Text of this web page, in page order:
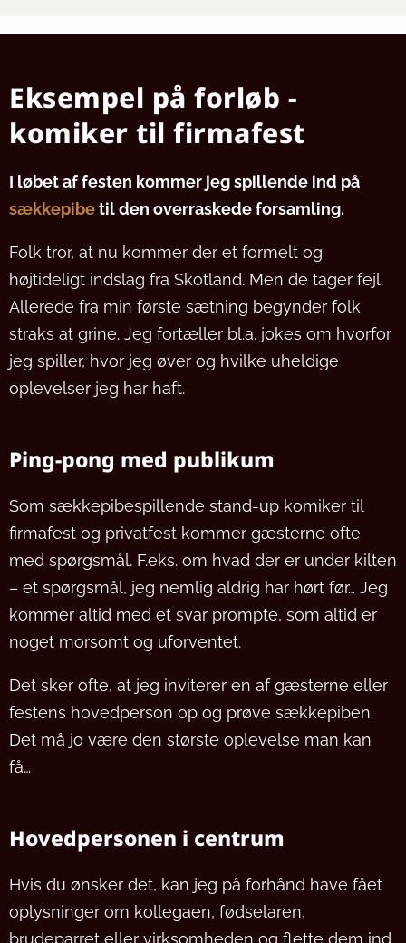
Eksempel på forløb -
komiker til firmafest
I løbet af festen kommer jeg spillende ind på
sækkepibetil den overraskede forsamling.
Folk tror, at nu kommer der et formelt og
højtideligt indslag fra Skotland. Men de tager fejl.
Allerede fra min første sætning begynder folk
straks at grine. Jeg fortæller bl.a. jokes om hvorfor
jeg spiller, hvor jeg øver og hvilke uheldige
oplevelser jeg har haft.
Ping-pong med publikum
Som sækkepibespillende stand-up komiker til
firmafest og privatfest kommer gæsterne ofte
med spørgsmål. F.eks. om hvad der er under kilten
– et spørgsmål, jeg nemlig aldrig har hørt før… Jeg
kommer altid med et svar prompte, som altid er
noget morsomt og uforventet.
Det sker ofte, at jeg inviterer en af gæsterne eller
festens hovedperson op og prøve sækkepiben.
Det må jo være den største oplevelse man kan
få…
Hovedpersonen i centrum
Hvis du ønsker det, kan jeg på forhånd have fået
oplysninger om kollegaen, fødselaren,
brudeparret eller virksomheden og flette dem ind